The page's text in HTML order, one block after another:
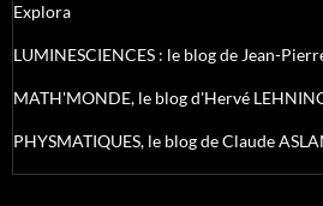
Explora
LUMINESCIENCES : le blog de Jean-
MATH'MONDE, le blog d'Hervé
PHYSMATIQUES, le blog de Claude